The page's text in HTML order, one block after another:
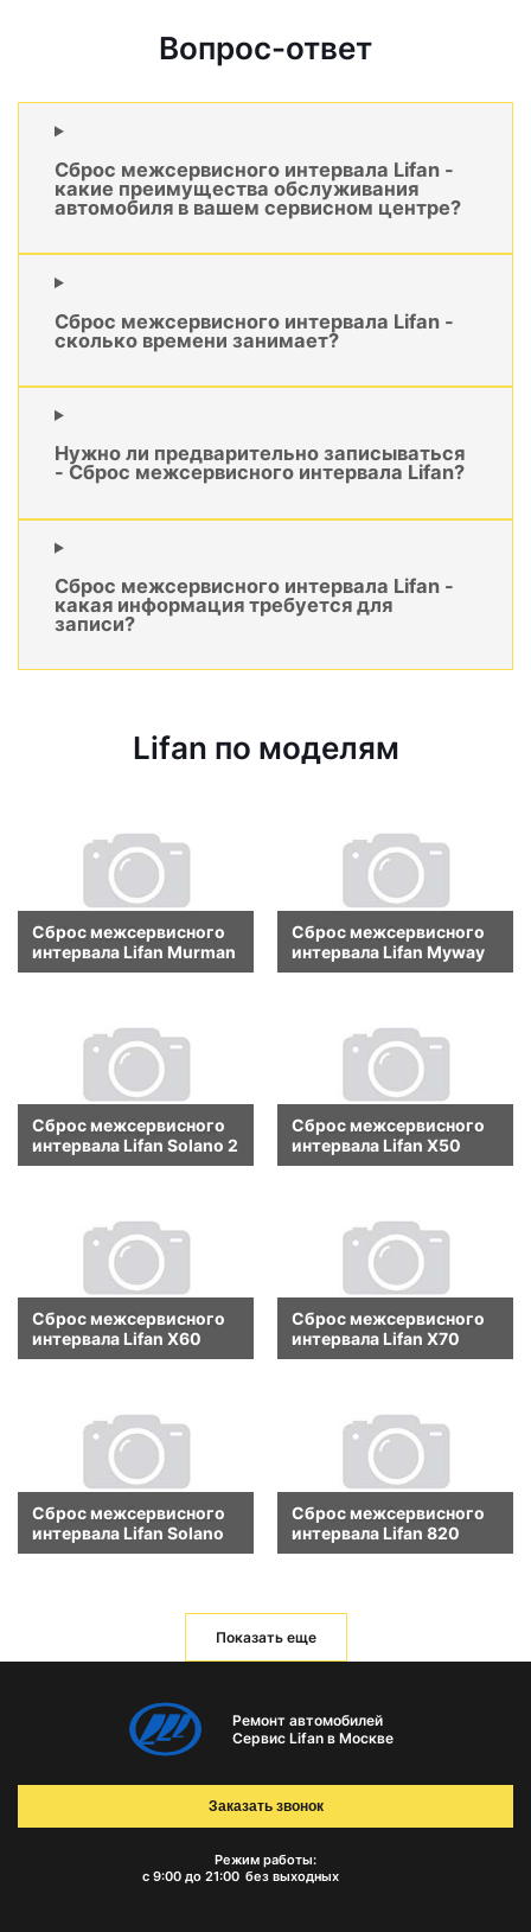
Вопрос-ответ
Сброс межсервисного интервала Lifan -
какие преимущества обслуживания
автомобиля в вашем сервисном центре?
Сброс межсервисного интервала Lifan -
сколько времени занимает?
Нужно ли предварительно записываться
- Сброс межсервисного интервала Lifan?
Сброс межсервисного интервала Lifan -
какая информация требуется для
записи?
Lifan по моделям
Сброс межсервисного
интервала Lifan Murman
Сброс межсервисного
интервала Lifan Myway
Сброс межсервисного
интервала Lifan Solano 2
Сброс межсервисного
интервала Lifan X50
Сброс межсервисного
интервала Lifan X60
Сброс межсервисного
интервала Lifan X70
Сброс межсервисного
интервала Lifan Solano
Сброс межсервисного
интервала Lifan 820
Показать еще
Ремонт автомобилей
Сервис Lifan в Москве
Режим работы:
с 9:00 до 21:00 без выходных
Заказать звонок